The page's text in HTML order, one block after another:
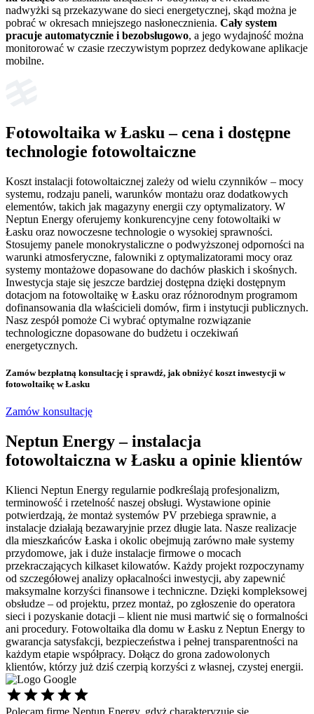
nadwyżki są przekazywane do sieci energetycznej, skąd można je
pobrać w okresach mniejszego nasłonecznienia. Cały system
pracuje automatycznie i bezobsługowo, a jego wydajność można
monitorować w czasie rzeczywistym poprzez dedykowane aplikacje
mobilne.
Fotowoltaika w Łasku – cena i dostępne
technologie fotowoltaiczne
Koszt instalacji fotowoltaicznej zależy od wielu czynników – mocy
systemu, rodzaju paneli, warunków montażu oraz dodatkowych
elementów, takich jak magazyny energii czy optymalizatory. W
Neptun Energy oferujemy konkurencyjne ceny fotowoltaiki w
Łasku oraz nowoczesne technologie o wysokiej sprawności.
Stosujemy panele monokrystaliczne o podwyższonej odporności na
warunki atmosferyczne, falowniki z optymalizatorami mocy oraz
systemy montażowe dopasowane do dachów płaskich i skośnych.
Inwestycja staje się jeszcze bardziej dostępna dzięki dostępnym
dotacjom na fotowoltaikę w Łasku oraz różnorodnym programom
dofinansowania dla właścicieli domów, firm i instytucji publicznych.
Nasz zespół pomoże Ci wybrać optymalne rozwiązanie
technologiczne dopasowane do budżetu i oczekiwań
energetycznych.
Zamów bezpłatną konsultację i sprawdź, jak obniżyć koszt inwestycji w
fotowoltaikę w Łasku
Zamów konsultację
Neptun Energy – instalacja
fotowoltaiczna w Łasku a opinie klientów
Klienci Neptun Energy regularnie podkreślają profesjonalizm,
terminowość i rzetelność naszej obsługi. Wystawione opinie
potwierdzają, że montaż systemów PV przebiega sprawnie, a
instalacje działają bezawaryjnie przez długie lata. Nasze realizacje
dla mieszkańców Łaska i okolic obejmują zarówno małe systemy
przydomowe, jak i duże instalacje firmowe o mocach
przekraczających kilkaset kilowatów. Każdy projekt rozpoczynamy
od szczegółowej analizy opłacalności inwestycji, aby zapewnić
maksymalne korzyści finansowe i techniczne. Dzięki kompleksowej
obsłudze – od projektu, przez montaż, po zgłoszenie do operatora
sieci i pozyskanie dotacji – klient nie musi martwić się o formalności
ani procedury. Fotowoltaika dla domu w Łasku z Neptun Energy to
gwarancja satysfakcji, bezpieczeństwa i pełnej transparentności na
każdym etapie współpracy. Dołącz do grona zadowolonych
klientów, którzy już dziś czerpią korzyści z własnej, czystej energii.
Polecam firmę Neptun Energy, gdyż charakteryzuje się